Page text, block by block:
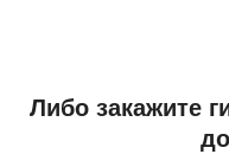
Либо закажите